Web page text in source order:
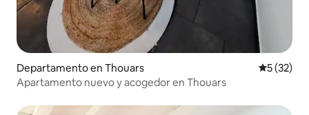
Departamento en Thouars
5 (32)
Apartamento nuevo y acogedor en Thouars